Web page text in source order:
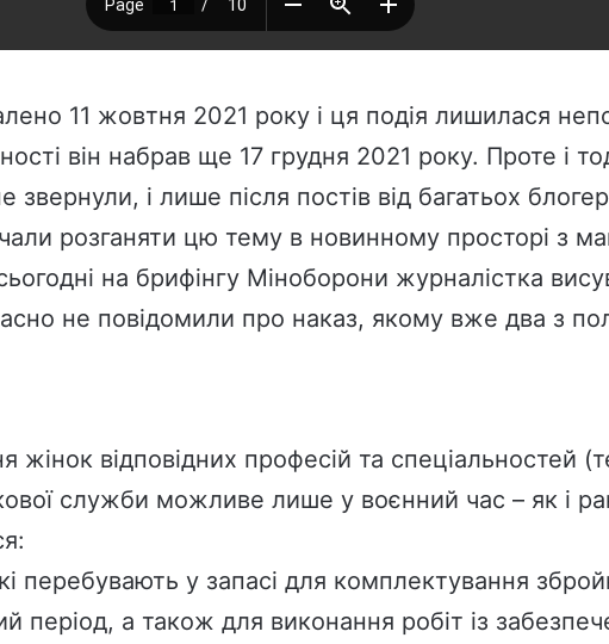
11 жовтня 2021 року і ця подія лишилася
він набрав ще 17 грудня 2021 року. Проте і
звернули, і лише після постів від багатьох
розганяти цю тему в новинному просторі з
на брифінгу Міноборони журналістка
не повідомили про наказ, якому вже два з
жінок відповідних професій та спеціальностей
служби можливе лише у воєнний час – як і
перебувають у запасі для комплектування
період, а також для виконання робіт із